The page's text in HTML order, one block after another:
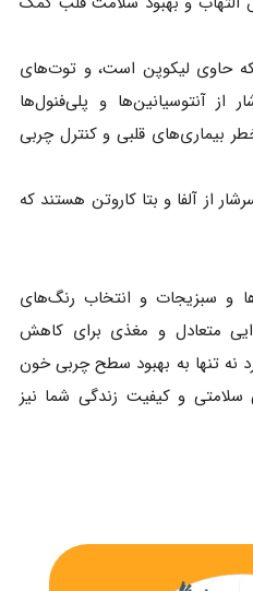
که حاوی لیکوپن است، و توت‌های
از آنتوسیانین‌ها و پلی‌فنول‌ها
بیماری‌های قلبی و کنترل چربی
از آلفا و بتا کاروتن هستند که
و سبزیجات و انتخاب رنگ‌های
متعادل و مغذی برای کاهش
نه تنها به بهبود سطح چربی خون
سلامتی و کیفیت زندگی شما نیز